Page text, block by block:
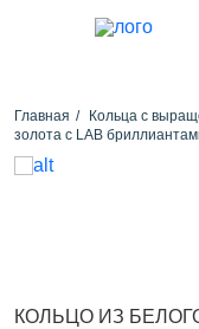
Главная Кольца с
золота с LAB
КОЛЬЦО ИЗ